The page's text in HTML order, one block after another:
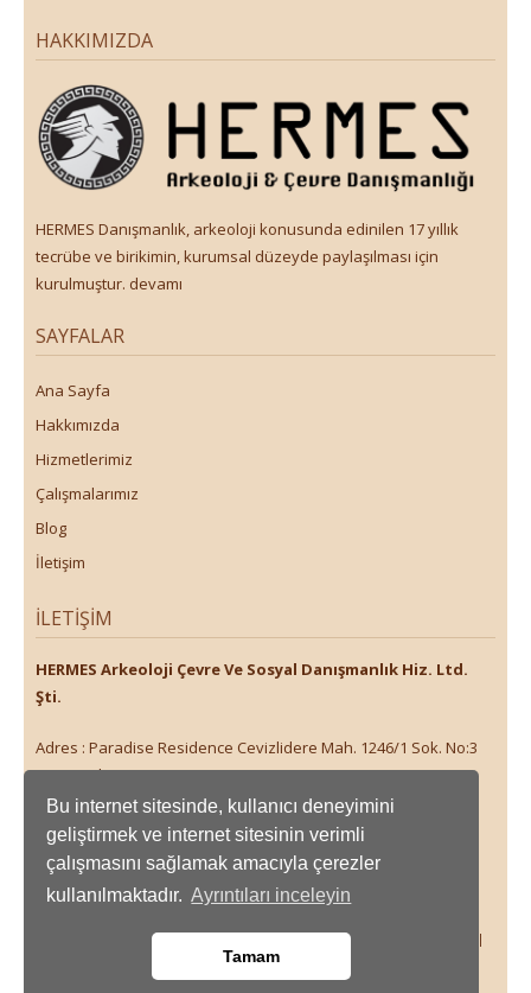
Bu internet sitesinde, kullanıcı deneyimini
geliştirmek ve internet sitesinin verimli
çalışmasını sağlamak amacıyla çerezler
kullanılmaktadır. Ayrıntıları inceleyin
Tamam
HAKKIMIZDA
HERMES Danışmanlık, arkeoloji konusunda edinilen 17 yıllık
tecrübe ve birikimin, kurumsal düzeyde paylaşılması için
kurulmuştur. devamı
SAYFALAR
Ana Sayfa
Hakkımızda
Hizmetlerimiz
Çalışmalarımız
Blog
İletişim
İLETIŞIM
HERMES Arkeoloji Çevre Ve Sosyal Danışmanlık Hiz. Ltd.
Şti.
Adres : Paradise Residence Cevizlidere Mah. 1246/1 Sok. No:3
D:32 Çankaya/ANKARA
Telefon : +90 533 166 10 64 / +90 312 512 99 34
Hakkımızda Hizmetlerimiz
Blog
İletişim